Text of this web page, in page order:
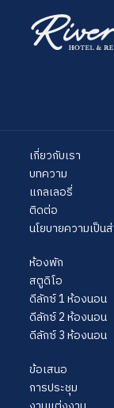
เกี่ยวกับเรา
บทความ
แกลเลอรี่
ติดต่อ
นโยบายความเป็น
ห้องพัก
สตูดิโอ
ดีลักซ์ 1 ห้องนอน
ดีลักซ์ 2 ห้องนอน
ดีลักซ์ 3 ห้องนอน
ข้อเสนอ
การประชุม